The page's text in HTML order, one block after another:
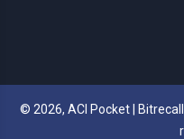
© 2026, ACI Pocket |